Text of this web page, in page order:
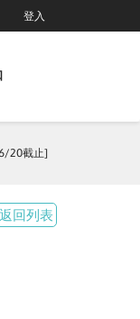
登入
20截止]
返回列表